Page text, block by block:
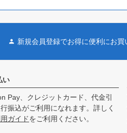
エキゾースト（ディー
ヘルメット（フュー
ヘルメット）の取り
始めました。
新規会員登録でお得に便利にお買
い
Pay、クレジットカード、代金引
振込がご利用になれます。詳しく
ガイドをご利用ください。